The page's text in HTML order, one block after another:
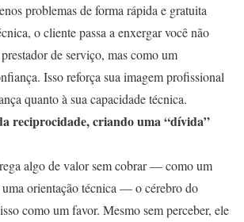
problemas de forma rápida e gratuita
o cliente passa a enxergar você não
de serviço, mas como um
Isso reforça sua imagem profissional
quanto à sua capacidade técnica.
reciprocidade, criando uma “dívida”
algo de valor sem cobrar — como um
uma orientação técnica — o cérebro do
como um favor. Mesmo sem perceber, ele